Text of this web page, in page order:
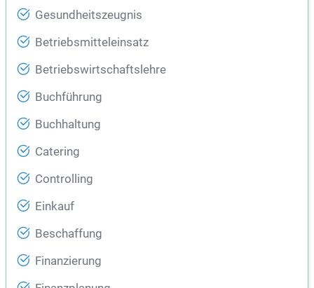
Gesundheitszeugnis
Betriebsmitteleinsatz
Betriebswirtschaftslehre
Buchführung
Buchhaltung
Catering
Controlling
Einkauf
Beschaffung
Finanzierung